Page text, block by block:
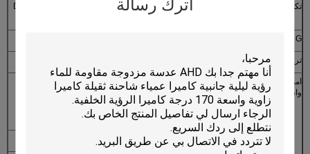
اترك رسالة تكوين المعلمة
دعم وظائف تكوين المعلمة لقناة شفرة DVR
المتنقلة ؛
G الاستشعار
ترقية النظام
امدادات الطاقة
واستهلاك الطاقة
مزود الطاقة
1. لجنة التنسيق الإدارية على / قبالة
2. تأخير الاغلاق
3. توقيت على / قبالة
مساهمة الجهد DC: + 8 فولت ~ + 36 فولت